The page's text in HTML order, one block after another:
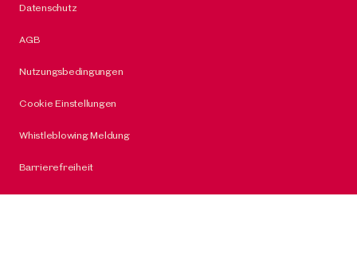
Datenschutz
AGB
Nutzungsbedingungen
Cookie Einstellungen
Whistleblowing Meldung
Barrierefreiheit